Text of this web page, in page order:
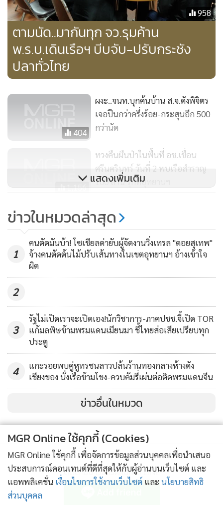
958
ตามนัด..มากันทุก จว.รุมค้าน
พ.ร.บ.เดินเรือฯ บีบจับ-ปรับกระชัง
ปลาทั่วไทย
404
ผงะ..จนท.บุกค้นบ้าน ส.จ.ดังพิจิตร
เจอปืนกว่าครึ่งร้อย-กระสุนอีก 500
กว่านัด
1,156
ทวงคืนผืนป่าในพื้นที่ อช.เขื่อน
ศรีนครินทร์ วันที่ 2 พบเรือสำราญ
100 ล้าน รุกที่อุทยานฯ
103
ประมงชายฝั่ง-ปชช.เดือดร้อน
แสดงเพิ่มเติม
ข่าวในหมวดล่าสุด
1
คนตัดมันบ้า! โซเชียลด่ายับผู้จัดงานวิ่งเทรล "ดอยสุเทพ"
จ้างคนตัดต้นไม้ปรับเส้นทางในเขตอุทยานฯ อ้างเข้าใจ
ผิด
2
3
รัฐไม่เปิดเราจะเปิดเอง!นักวิชาการ-ภาคปชช.จี้เปิด TOR
แก้มลพิษข้ามพรมแดนเมียนมา ชี้ไทยส่อเสียเปรียบทุก
ประตู
4
แกะรอยพบคู่หูทรชนลาวปล้นร้านทองกลางห้างดัง
เชียงของ นั่งเรือข้ามโขง-ควบคัมรี่เผ่นต่อติดพรมแดนจีน
ข่าวอื่นในหมวด
ติดตามข่าวสารผ่านทาง LINE
MGR Online ใช้คุกกี้ (Cookies)
MGR Online ใช้คุกกี้ เพื่อจัดการข้อมูลส่วนบุคคลเพื่อนำเสนอ
ประสบการณ์คอนเทนต์ที่ดีที่สุดให้กับผู้อ่านบนเว็บไซต์ และ
แอพพลิเคชั่น เงื่อนไขการใช้งานเว็บไซต์ และ นโยบายสิทธิ
ส่วนบุคคล